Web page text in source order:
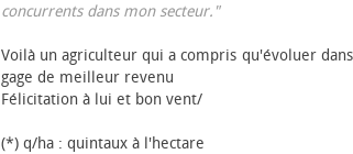
concurrents dans mon secteur."
Voilà un agriculteur qui a compris qu'évoluer
gage de meilleur revenu
Félicitation à lui et bon vent/
(*) q/ha : quintaux à l'hectare